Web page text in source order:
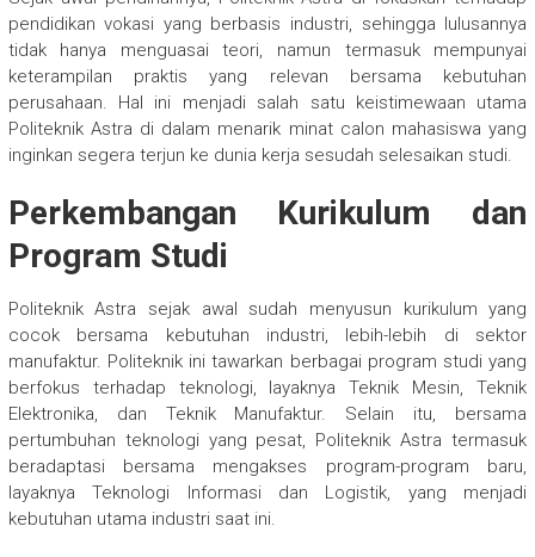
pendidikan vokasi yang berbasis industri, sehingga lulusannya
tidak hanya menguasai teori, namun termasuk mempunyai
keterampilan praktis yang relevan bersama kebutuhan
perusahaan. Hal ini menjadi salah satu keistimewaan utama
Politeknik Astra di dalam menarik minat calon mahasiswa yang
inginkan segera terjun ke dunia kerja sesudah selesaikan studi.
Perkembangan Kurikulum dan
Program Studi
Politeknik Astra sejak awal sudah menyusun kurikulum yang
cocok bersama kebutuhan industri, lebih-lebih di sektor
manufaktur. Politeknik ini tawarkan berbagai program studi yang
berfokus terhadap teknologi, layaknya Teknik Mesin, Teknik
Elektronika, dan Teknik Manufaktur. Selain itu, bersama
pertumbuhan teknologi yang pesat, Politeknik Astra termasuk
beradaptasi bersama mengakses program-program baru,
layaknya Teknologi Informasi dan Logistik, yang menjadi
kebutuhan utama industri saat ini.